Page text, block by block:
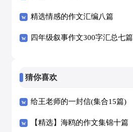
精选情感的作文汇编八篇
四年级叙事作文300字汇总七篇
猜你喜欢
给王老师的一封信(集合15篇)
【精选】海鸥的作文集锦十篇